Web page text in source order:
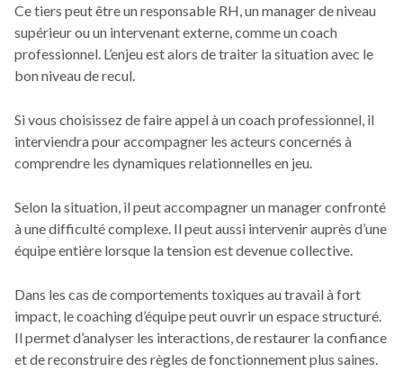
Ce tiers peut être un responsable RH, un manager de niveau
supérieur ou un intervenant externe, comme un coach
professionnel. L’enjeu est alors de traiter la situation avec le
bon niveau de recul.
Si vous choisissez de faire appel à un coach professionnel, il
interviendra pour accompagner les acteurs concernés à
comprendre les dynamiques relationnelles en jeu.
Selon la situation, il peut accompagner un manager confronté
à une difficulté complexe. Il peut aussi intervenir auprès d’une
équipe entière lorsque la tension est devenue collective.
Dans les cas de comportements toxiques au travail à fort
impact, le coaching d’équipe peut ouvrir un espace structuré.
Il permet d’analyser les interactions, de restaurer la confiance
et de reconstruire des règles de fonctionnement plus saines.